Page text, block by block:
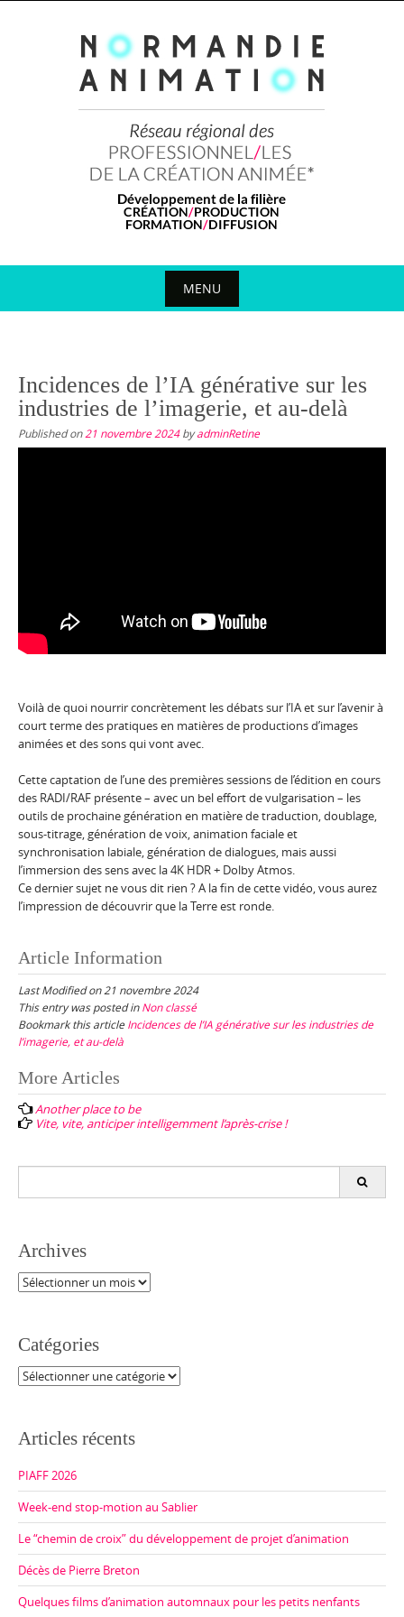
MENU
content
Incidences de l’IA générative sur les
industries de l’imagerie, et au-delà
Published on21 novembre 2024byadminRetine
Voilà de quoi nourrir concrètement les débats sur l’IA et sur l’avenir à
court terme des pratiques en matières de productions d’images
animées et des sons qui vont avec.
Cette captation de l’une des premières sessions de l’édition en cours
des RADI/RAF présente – avec un bel effort de vulgarisation – les
outils de prochaine génération en matière de traduction, doublage,
sous-titrage, génération de voix, animation faciale et
synchronisation labiale, génération de dialogues, mais aussi
l’immersion des sens avec la 4K HDR + Dolby Atmos.
Ce dernier sujet ne vous dit rien ? A la fin de cette vidéo, vous aurez
l’impression de découvrir que la Terre est ronde.
Article Information
Last Modified on 21 novembre 2024
This entry was posted inNon classé
Bookmark this article Incidences de l’IA générative sur les industries de
l’imagerie, et au-delà
Post
navigation
More Articles
Another place to be
Vite, vite, anticiper intelligemment l’après-crise !
Archives
Archives
Catégories
Catégories
Articles récents
PIAFF 2026
Week-end stop-motion au Sablier
Le “chemin de croix” du développement de projet d’animation
Décès de Pierre Breton
Quelques films d’animation automnaux pour les petits nenfants